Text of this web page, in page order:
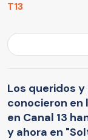
T13
Los queridos
conocieron en
en Canal 13
y ahora en